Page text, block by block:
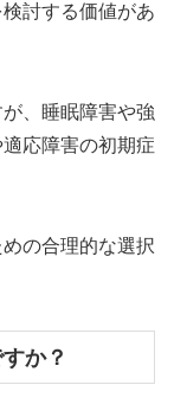
討する価値があ
、睡眠障害や強
応障害の初期症
の合理的な選択
か？